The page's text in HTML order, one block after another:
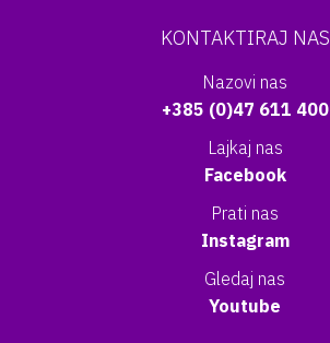
KONTAKTIRAJ NAS
Nazovi nas
+385 (0)47 611 400
Lajkaj nas
Facebook
Prati nas
Instagram
Gledaj nas
Youtube